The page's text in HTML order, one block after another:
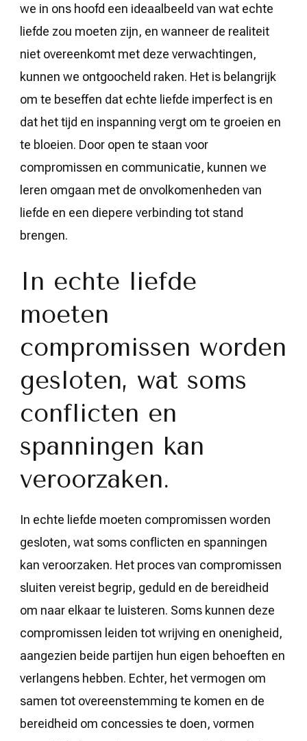
we in ons hoofd een ideaalbeeld van wat echte
liefde zou moeten zijn, en wanneer de realiteit
niet overeenkomt met deze verwachtingen,
kunnen we ontgoocheld raken. Het is belangrijk
om te beseffen dat echte liefde imperfect is en
dat het tijd en inspanning vergt om te groeien en
te bloeien. Door open te staan voor
compromissen en communicatie, kunnen we
leren omgaan met de onvolkomenheden van
liefde en een diepere verbinding tot stand
brengen.
In echte liefde
moeten
compromissen worden
gesloten, wat soms
conflicten en
spanningen kan
veroorzaken.
In echte liefde moeten compromissen worden
gesloten, wat soms conflicten en spanningen
kan veroorzaken. Het proces van compromissen
sluiten vereist begrip, geduld en de bereidheid
om naar elkaar te luisteren. Soms kunnen deze
compromissen leiden tot wrijving en onenigheid,
aangezien beide partijen hun eigen behoeften en
verlangens hebben. Echter, het vermogen om
samen tot overeenstemming te komen en de
bereidheid om concessies te doen, vormen